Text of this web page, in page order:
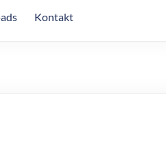
Kontakt